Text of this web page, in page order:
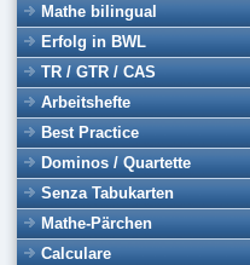
Mathe bilingual
Erfolg in BWL
TR / GTR / CAS
Arbeitshefte
Best Practice
Dominos / Quartette
Senza Tabukarten
Mathe-Pärchen
Calculare